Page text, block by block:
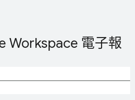
Workspace 電子報